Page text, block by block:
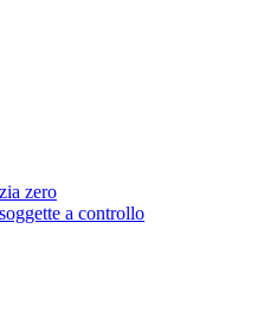
zero
a controllo